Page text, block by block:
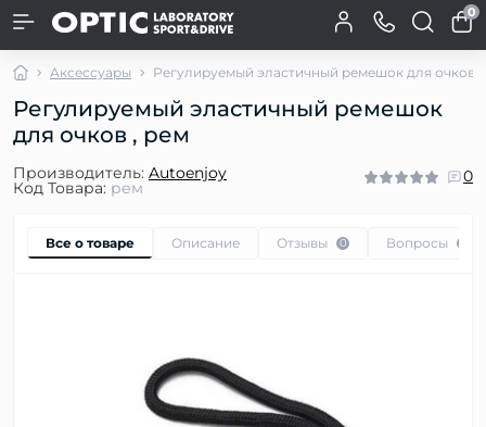
0
Аксессуары Регулируемый эластичный ремешок для очков
Регулируемый эластичный ремешок
для очков , рем
Производитель: Autoenjoy
Код Товара: рем
0
Все о товаре Описание Отзывы 0 Вопросы